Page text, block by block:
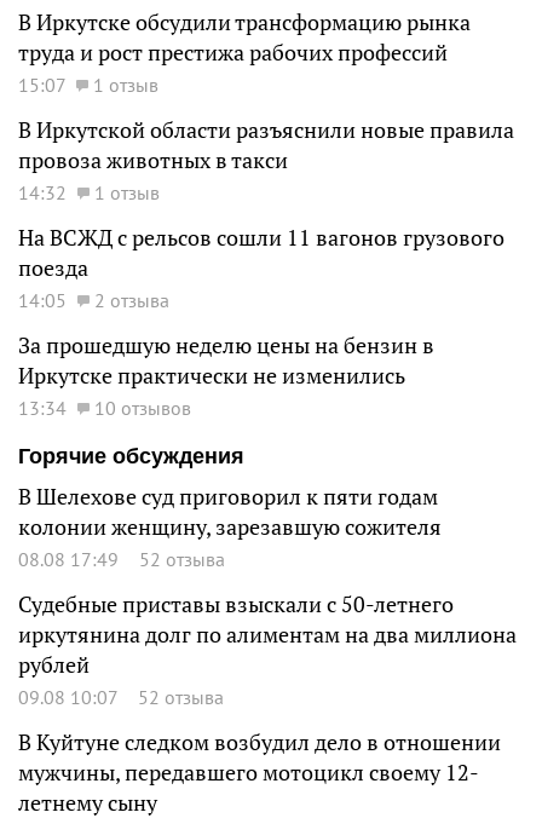
В Иркутске обсудили трансформацию рынка
труда и рост престижа рабочих профессий
15:07 1 отзыв
В Иркутской области разъяснили новые правила
провоза животных в такси
14:32 1 отзыв
На ВСЖД с рельсов сошли 11 вагонов грузового
поезда
14:05 2 отзыва
За прошедшую неделю цены на бензин в
Иркутске практически не изменились
13:34
10 отзывов
Горячие обсуждения
В Шелехове суд приговорил к пяти годам
колонии женщину, зарезавшую сожителя
08.08 17:49 52 отзыва
Судебные приставы взыскали с 50-летнего
иркутянина долг по алиментам на два миллиона
рублей
09.08 10:07 52 отзыва
В Куйтуне следком возбудил дело в отношении
мужчины, передавшего мотоцикл своему 12-
летнему сыну